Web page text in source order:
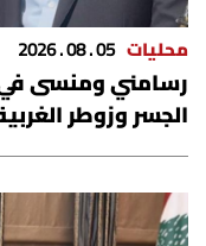
محليات 05 . 08 . 2026
رسامني ومنسى في
الجسر وزوطر